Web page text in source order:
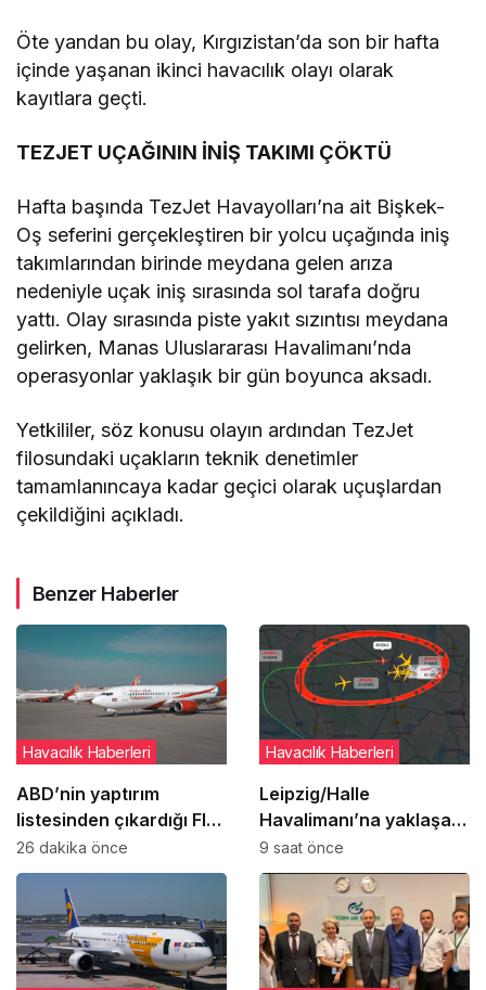
Öte yandan bu olay, Kırgızistan’da son bir hafta
içinde yaşanan ikinci havacılık olayı olarak
kayıtlara geçti.
TEZJET UÇAĞININ İNİŞ TAKIMI ÇÖKTÜ
Hafta başında TezJet Havayolları’na ait Bişkek-
Oş seferini gerçekleştiren bir yolcu uçağında iniş
takımlarından birinde meydana gelen arıza
nedeniyle uçak iniş sırasında sol tarafa doğru
yattı. Olay sırasında piste yakıt sızıntısı meydana
gelirken, Manas Uluslararası Havalimanı’nda
operasyonlar yaklaşık bir gün boyunca aksadı.
Yetkililer, söz konusu olayın ardından TezJet
filosundaki uçakların teknik denetimler
tamamlanıncaya kadar geçici olarak uçuşlardan
çekildiğini açıkladı.
Benzer Haberler
ABD’nin yaptırım
listesinden çıkardığı Fly
Baghdad ile ilgili
detaylar ortaya çıktı
Havacılık Haberleri
26 dakika önce
Leipzig/Halle
Havalimanı’na yaklaşan
DHL uçağı bilinmeyen
cisimle çarpıştı
Havacılık Haberleri
9 saat önce